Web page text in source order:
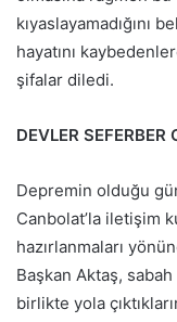
kıyaslayamadığını
hayatını
şifalar diledi.
DEVLER SEFERBER
Depremin olduğu
Canbolat’la iletişim
hazırlanmaları
Başkan Aktaş,
birlikte yola